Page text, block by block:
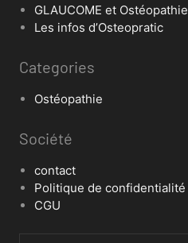
GLAUCOME et Ostéopathie
Les infos d’Osteopratic
Categories
Ostéopathie
Société
contact
Politique de confidentialité
CGU